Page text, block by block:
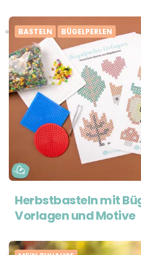
BASTELN BÜGELPERLEN
Herbstbasteln mit
Vorlagen und Motive